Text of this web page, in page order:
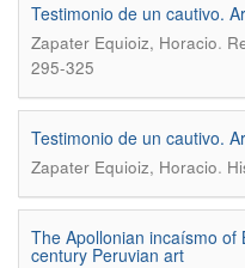
Testimonio de un cautivo.
Zapater Equioiz, Horacio.
295-325
Testimonio de un cautivo.
Zapater Equioiz, Horacio.
The Apollonian incaísmo of
century Peruvian art